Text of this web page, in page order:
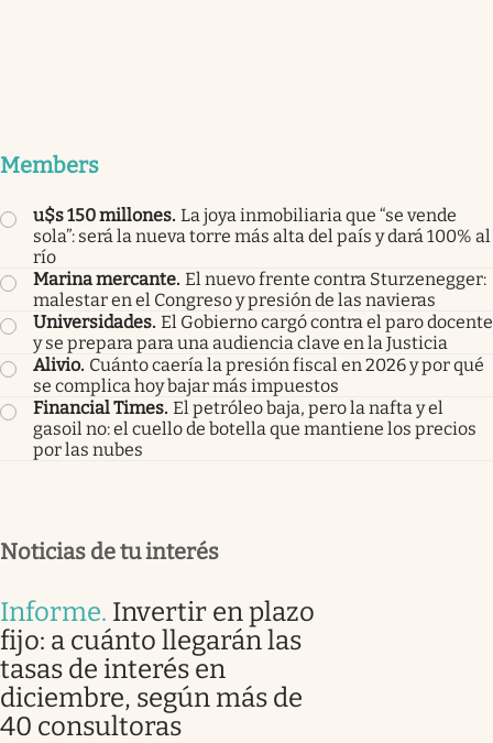
Members
u$s 150 millones. La joya inmobiliaria que “se vende
sola”: será la nueva torre más alta del país y dará 100% al
río
Marina mercante. El nuevo frente contra Sturzenegger:
malestar en el Congreso y presión de las navieras
Universidades. El Gobierno cargó contra el paro docente
y se prepara para una audiencia clave en la Justicia
Alivio. Cuánto caería la presión fiscal en 2026 y por qué
se complica hoy bajar más impuestos
Financial Times. El petróleo baja, pero la nafta y el
gasoil no: el cuello de botella que mantiene los precios
por las nubes
Noticias de tu interés
Informe. Invertir en plazo
fijo: a cuánto llegarán las
tasas de interés en
diciembre, según más de
40 consultoras